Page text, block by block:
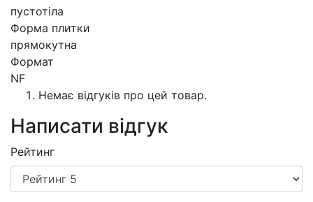
пустотіла
Форма плитки
прямокутна
Формат
NF
Немає відгуків про цей товар.
Написати відгук
Рейтинг